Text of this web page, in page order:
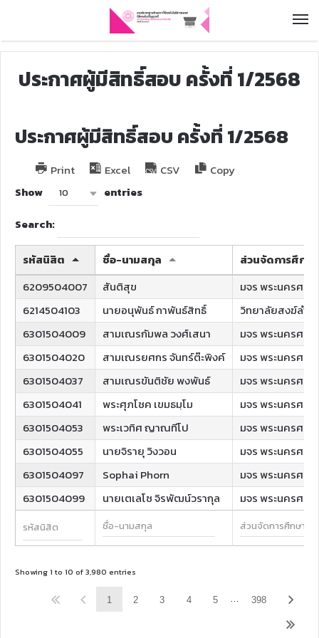
ประกาศผู้มีสิทธิ์สอบ ครั้งที่ 1/2568
ประกาศผู้มีสิทธิ์สอบ ครั้งที่ 1/2568
Print Excel CSV
Copy
Show
10
entries
Search:
รหัสนิสิต ชื่อ-นามสกุล
ส่วนจัดการศึกษา
6209504007
สันติสุข
มจร พระนครศรี
6214504103
นายอนุพันธ์ กาพันธ์สิทธิ์
วิทยาลัยสงฆ์ลำพู
6301504009
สามเณรกัมพล วงศ์เสนา
มจร พระนครศรี
6301504020
สามเณรยศกร จันทร์ต๊ะพิงค์
มจร พระนครศรี
6301504037
สามเณรขันติชัย พงพันธ์
มจร พระนครศรี
6301504041
พระศุภโชค เขมธมฺโม
มจร พระนครศรี
6301504053
พระเวทิศ ญาณทีโป
มจร พระนครศรี
6301504055
นายจิรายุ วิงวอน
มจร พระนครศรี
6301504097
Sophai Phorn
มจร พระนครศรี
6301504099
นายเตเลโซ จิรพัฒน์วรากุล มจร พระนครศรี
Showing 1 to 10 of 3,980 entries
1 2 3 4 5 398